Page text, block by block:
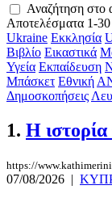
Αναζήτηση στο
Αποτελέσματα 1-
Ukraine Εκκλησία
Βιβλίο Εικαστικά
Υγεία Εκπαίδευση
Μπάσκετ Εθνική
Δημοσκοπήσεις
1. Η
https://
07/08/2026 |